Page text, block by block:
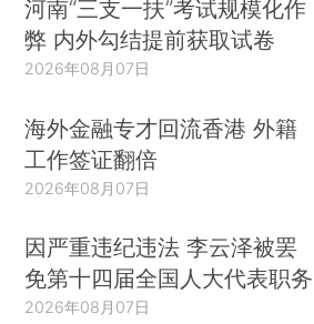
河南“三支一扶”考试规模化作
弊 内外勾结提前获取试卷
2026年08月07日
海外金融专才回流香港 外籍
工作签证翻倍
2026年08月07日
因严重违纪违法 李云泽被罢
免第十四届全国人大代表职务
2026年08月07日